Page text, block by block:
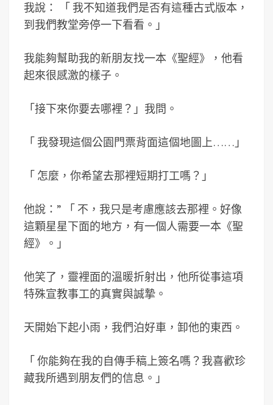
我說： 「 我不知道我們是否有這種古式版本，
到我們教堂旁停一下看看。 」
我能夠幫助我的新朋友找一本《聖經》，他看
起來很感激的樣子。
「接下來你要去哪裡？」我問。
「 我發現這個公園門票背面這個地圖上…… 」
「 怎麼，你希望去那裡短期打工嗎？ 」
他說：” 「 不，我只是考慮應該去那裡。好像
這顆星星下面的地方，有一個人需要一本《聖
經》。 」
他笑了，靈裡面的溫暖折射出，他所從事這項
特殊宣教事工的真實與誠摯。
天開始下起小雨，我們泊好車，卸他的東西。
「 你能夠在我的自傳手稿上簽名嗎？我喜歡珍
藏我所遇到朋友們的信息。 」